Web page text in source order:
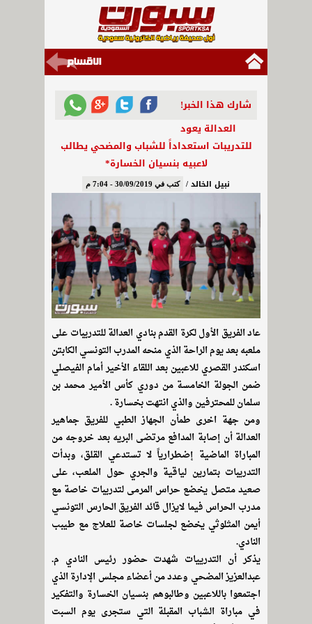
شارك هذا الخبر!
العدالة يعود
للتدريبات استعداداً للشباب والمضحي يطالب
لاعبيه بنسيان الخسارة*
نبيل الخالد / كتب في 30/09/2019 - 7:04 م
عاد الفريق الأول لكرة القدم بنادي العدالة للتدريبات على
ملعبه بعد يوم الراحة الذي منحه المدرب التونسي الكابتن
اسكندر القصري للاعبين بعد اللقاء الأخير أمام الفيصلي
ضمن الجولة الخامسة من دوري كأس الأمير محمد بن
سلمان للمحترفين والذي انتهت بخسارة .
ومن جهة اخرى طمأن الجهاز الطبي للفريق جماهير
العدالة أن إصابة المدافع مرتضى البريه بعد خروجه من
المباراة الماضية إضطرارياً لا تستدعي القلق، وبدأت
التدريبات بتمارين لياقية والجري حول الملعب، على
صعيد متصل يخضع حراس المرمى لتدريبات خاصة مع
مدرب الحراس فيما لايزال قائد الفريق الحارس التونسي
أيمن المثلوثي يخضع لجلسات خاصة للعلاج مع طيبب
النادي.
يذكر أن التدرييات شهدت حضور رئيس النادي م.
عبدالعزيز المضحي وعدد من أعضاء مجلس الإدارة الذي
اجتمعوا باللاعبين وطالبوهم بنسيان الخسارة والتفكير
في مباراة الشباب المقبلة التي ستجرى يوم السبت